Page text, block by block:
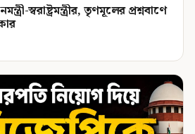
স্বরাষ্ট্রমন্ত্রীর, তৃণমূলের প্রশ্নবাণে